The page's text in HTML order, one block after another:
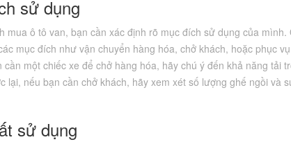
sử dụng
mua ô tô van, bạn cần xác định rõ mục đích sử dụng của mình.
mục đích như vận chuyển hàng hóa, chở khách, hoặc phục
cần một chiếc xe để chở hàng hóa, hãy chú ý đến khả năng tải
lại, nếu bạn cần chở khách, hãy xem xét số lượng ghế ngồi và
sử dụng